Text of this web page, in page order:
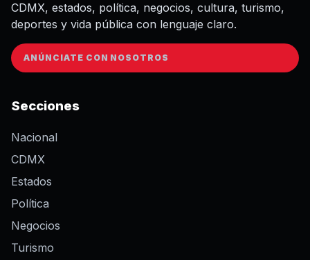
CDMX, estados, política, negocios, cultura, turismo,
deportes y vida pública con lenguaje claro.
ANÚNCIATE CON NOSOTROS
Secciones
Nacional
CDMX
Estados
Política
Negocios
Turismo